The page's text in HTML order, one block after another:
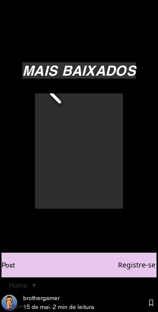
MAIS BAIXADOS
Post Registre-se
Home
Home
brothergamer
15 de mai. 2 min de leitura